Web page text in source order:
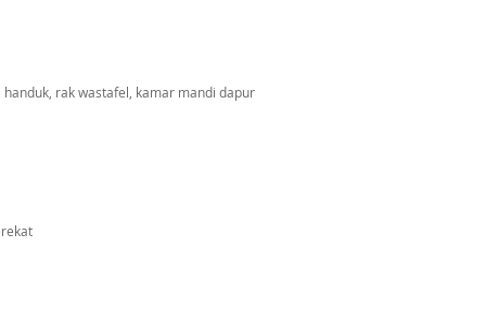
handuk, rak wastafel, kamar mandi dapur